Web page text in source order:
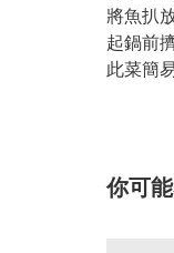
將魚扒
起鍋前
此菜簡
你可